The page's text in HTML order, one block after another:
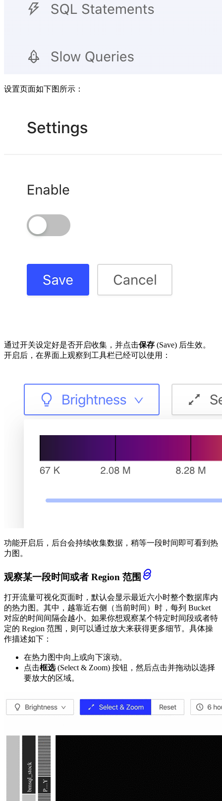
设置页面如下图所示：
通过开关设定好是否开启收集，并点击保存 (Save) 后生效。
开启后，在界面上观察到工具栏已经可以使用：
功能开启后，后台会持续收集数据，稍等一段时间即可看到热
力图。
观察某一段时间或者 Region 范围
打开流量可视化页面时，默认会显示最近六小时整个数据库内
的热力图。其中，越靠近右侧（当前时间）时，每列 Bucket
对应的时间间隔会越小。如果你想观察某个特定时间段或者特
定的 Region 范围，则可以通过放大来获得更多细节。具体操
作描述如下：
在热力图中向上或向下滚动。
点击框选(Select & Zoom) 按钮，然后点击并拖动以选择
要放大的区域。